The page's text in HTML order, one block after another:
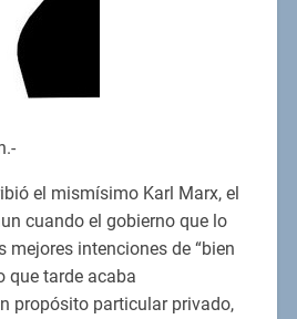
el mismísimo Karl Marx, el
cuando el gobierno que lo
mejores intenciones de “bien
que tarde acaba
propósito particular privado,